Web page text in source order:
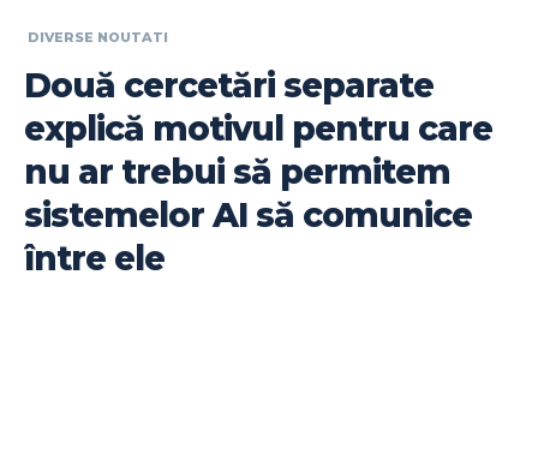
DIVERSE NOUTATI
Două cercetări separate
explică motivul pentru care
nu ar trebui să permitem
sistemelor AI să comunice
între ele